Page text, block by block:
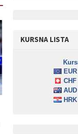
KURSNA LISTA